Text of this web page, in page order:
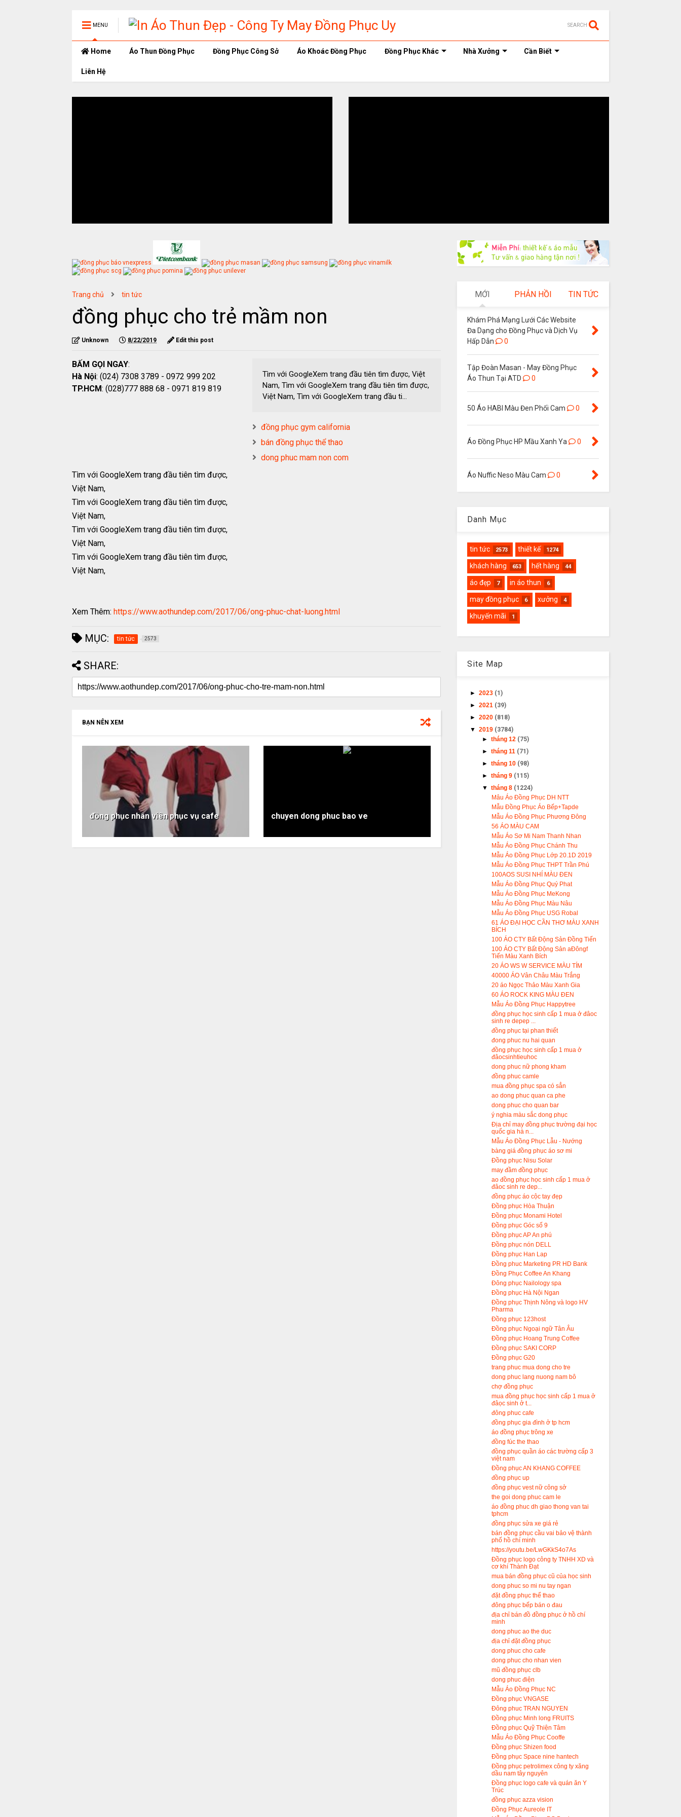
MENU SEARCH
Home Áo Thun Đồng Phục Đồng Phục Công Sở Áo Khoác Đồng Phục Đồng Phục Khác Nhà Xưởng Cần Biết
Liên Hệ
Trang chủ tin tức
đồng phục cho trẻ mầm non
Unknown 8/22/2019 Edit this post
BẤM GỌI NGAY:
Hà Nội: (024) 7308 3789 - 0972 999 202
TP.HCM: (028)777 888 68 - 0971 819 819
Tìm với GoogleXem trang đầu tiên tìm được, Việt
Nam, Tìm với GoogleXem trang đầu tiên tìm được,
Việt Nam, Tìm với GoogleXem trang đầu ti...
đồng phục gym california
bán đồng phục thể thao
dong phuc mam non com
Tìm với GoogleXem trang đầu tiên tìm được,
Việt Nam,
Tìm với GoogleXem trang đầu tiên tìm được,
Việt Nam,
Tìm với GoogleXem trang đầu tiên tìm được,
Việt Nam,
Tìm với GoogleXem trang đầu tiên tìm được,
Việt Nam,
Xem Thêm: https://www.aothundep.com/2017/06/ong-phuc-chat-luong.html
MỤC: tin tức 2573
SHARE:
BẠN NÊN XEM
đồng phục nhân viên phục vụ cafe chuyen dong phuc bao ve
MỚI PHẢN HỒI TIN TỨC
Khám Phá Mạng Lưới Các Website
Đa Dạng cho Đồng Phục và Dịch Vụ
Hấp Dẫn
0
Tập Đoàn Masan - May Đồng Phục
Áo Thun Tại ATD
0
50 Áo HABI Màu Đen Phối Cam 0
Áo Đồng Phục HP Mầu Xanh Ya 0
Áo Nuffic Neso Màu Cam 0
Danh Mục
tin tức 2573 thiết kế 1274
khách hàng 653 hết hàng 44
áo đẹp 7 in áo thun 6
may đồng phục 6 xưởng 4
khuyến mãi 1
Site Map
► 2023 (1)
► 2021 (39)
► 2020 (818)
▼ 2019 (3784)
► tháng 12 (75)
► tháng 11 (71)
► tháng 10 (98)
► tháng 9 (115)
▼ tháng 8 (1224)
Mâu Áo Đồng Phục DH NTT
Mẫu Đồng Phục Áo Bếp+Tapde
Mẫu Áo Đồng Phục Phương Đông
56 ÁO MÀU CAM
Mẫu Áo Sơ Mi Nam Thanh Nhan
Mẫu Áo Đồng Phục Chánh Thu
Mẫu Áo Đồng Phục Lớp 20.1D 2019
Mẫu Áo Đồng Phục THPT Trần Phú
100AOS SUSI NHÍ MÀU ĐEN
Mẫu Áo Đồng Phục Quý Phat
Mẫu Áo Đồng Phục MeKong
Mẫu Áo Đồng Phục Màu Nâu
Mẫu Áo Đồng Phục USG Robal
61 ÁO ĐẠI HỌC CẦN THƠ MÀU XANH
BÍCH
100 ÁO CTY Bất Động Sản Đồng Tiến
100 ÁO CTY Bất Động Sản aĐôngf
Tiến Màu Xanh Bích
20 ÁO WS W SERVICE MÀU TÍM
40000 ÁO Vân Châu Màu Trắng
20 áo Ngọc Thảo Màu Xanh Gia
60 ÁO ROCK KING MÀU ĐEN
Mẫu Áo Đồng Phục Happytree
đồng phục học sinh cấp 1 mua ở đâoc
sinh re depep ...
đồng phục tại phan thiết
đong phuc nu hai quan
đồng phục học sinh cấp 1 mua ở
đâocsinhtieuhoc
dong phuc nữ phong kham
đồng phuc camle
mua đồng phục spa có sẳn
ao dong phuc quan ca phe
dong phuc cho quan bar
ý nghia màu sắc dong phục
Địa chỉ may đồng phục trường đại học
quốc gia hà n...
Mẫu Áo Đồng Phục Lẫu - Nướng
bàng giá đồng phục áo sơ mi
Đồng phục Nisu Solar
may đầm đồng phục
ao đồng phục học sinh cấp 1 mua ở
đâoc sinh re dep...
đồng phục áo cộc tay đẹp
Đồng phục Hòa Thuận
Đồng phục Monami Hotel
Đồng phục Góc số 9
Đồng phục AP An phú
Đồng phục nón DELL
Đồng phục Han Lap
Đồng phuc Marketing PR HD Bank
Đồng Phục Coffee An Khang
Đông phục Nailology spa
Đồng phục Hà Nội Ngan
Đồng phục Thịnh Nông và logo HV
Pharma
Đồng phục 123host
Đồng phục Ngoại ngữ Tân Âu
Đồng phục Hoang Trung Coffee
Đồng phục SAKI CORP
Đồng phục G20
trang phuc mua dong cho tre
dong phuc lang nuong nam bô
chợ đồng phục
mua đồng phục học sinh cấp 1 mua ở
đâọc sinh ở t...
đông phuc cafe
đồng phục gia đình ở tp hcm
áo đồng phục trông xe
đồng fúc the thao
đồng phục quần áo các trường cấp 3
việt nam
Đồng phục AN KHANG COFFEE
đồng phục up
đồng phục vest nữ công sở
the goi dong phuc cam le
áo đồng phuc dh giao thong van tai
tphcm
đồng phục sửa xe giá rẻ
bán đồng phục cầu vai bảo vệ thành
phố hồ chí minh
https://youtu.be/LwGKkS4o7As
Đồng phục logo công ty TNHH XD và
cơ khí Thành Đạt
mua bán đồng phục cũ của học sinh
dong phuc so mi nu tay ngan
đặt đồng phục thể thao
đông phục bếp bán o đau
địa chỉ bán đồ đồng phục ở hồ chí
minh
dong phuc ao the duc
địa chỉ đặt đồng phục
dong phuc cho cafe
dong phuc cho nhan vien
mũ đồng phục clb
dong phuc điện
Mẫu Áo Đồng Phục NC
Đồng phục VNGASE
Đông phuc TRAN NGUYEN
Đồng phục Minh long FRUITS
Đồng phục Quỹ Thiện Tâm
Mẫu Áo Đồng Phục Cooffe
Đồng phục Shizen food
Đồng phục Space nine hantech
Đồng phục petrolimex công ty xăng
dầu nam tây nguyên
Đồng phục logo cafe và quán ăn Y
Trúc
đồng phục azza vision
Đồng Phục Aureole IT